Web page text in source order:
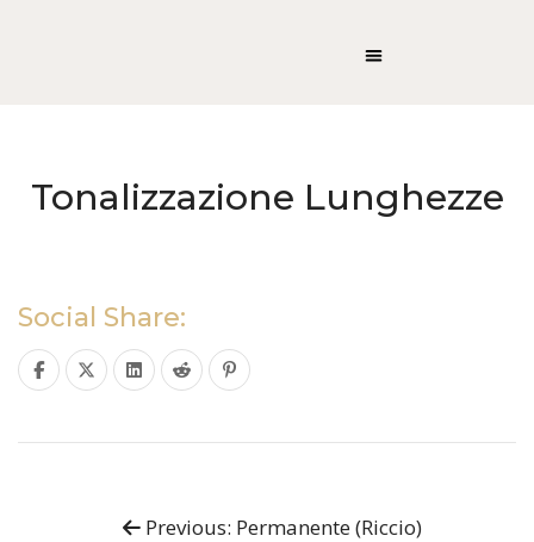
Tonalizzazione Lunghezze
Social Share:
Previous: Permanente (Riccio)